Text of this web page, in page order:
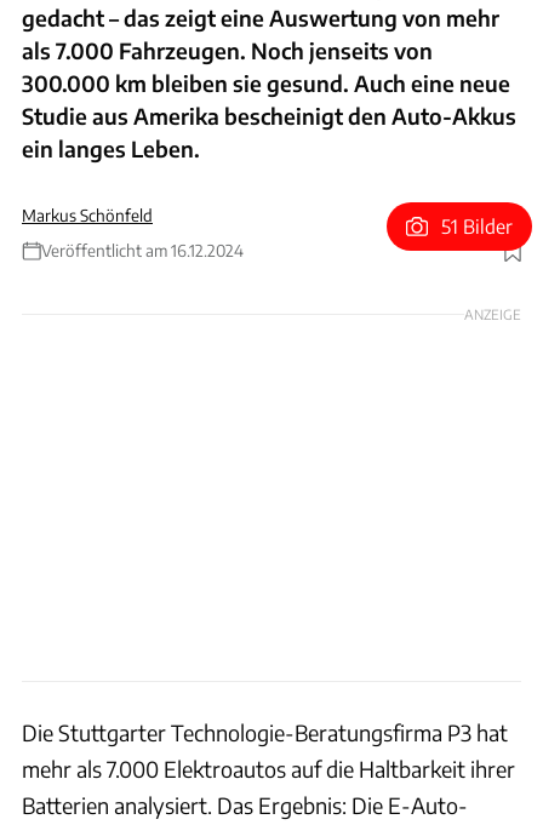
gedacht – das zeigt eine Auswertung von mehr
als 7.000 Fahrzeugen. Noch jenseits von
300.000 km bleiben sie gesund. Auch eine neue
Studie aus Amerika bescheinigt den Auto-Akkus
ein langes Leben.
Markus Schönfeld
Veröffentlicht am 16.12.2024
Foto: Porsche
51 Bilder
ANZEIGE
Die Stuttgarter Technologie-Beratungsfirma P3 hat
mehr als 7.000 Elektroautos auf die Haltbarkeit ihrer
Batterien analysiert. Das Ergebnis: Die E-Auto-